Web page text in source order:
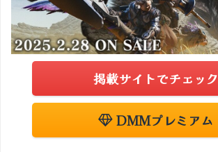
掲載サイトでチェック
DMMプレミアム